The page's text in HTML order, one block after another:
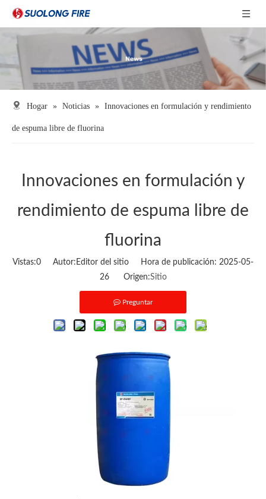
Hogar » Noticias » Innovaciones en formulación y rendimiento
de espuma libre de fluorina
Innovaciones en formulación y
rendimiento de espuma libre de
fluorina
Vistas:0 Autor:Editor del sitio Hora de publicación: 2025-05-
26 Origen:Sitio
Preguntar